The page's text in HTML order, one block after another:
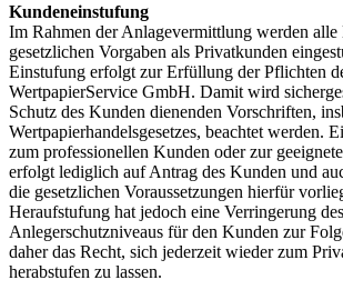
Kundeneinstufung
Im Rahmen der Anlagevermittlung werden alle
gesetzlichen Vorgaben als Privatkunden
Einstufung erfolgt zur Erfüllung der Pflichten
WertpapierService GmbH. Damit wird
Schutz des Kunden dienenden Vorschriften,
Wertpapierhandelsgesetzes, beachtet werden.
zum professionellen Kunden oder zur
erfolgt lediglich auf Antrag des Kunden und
die gesetzlichen Voraussetzungen hierfür
Heraufstufung hat jedoch eine Verringerung des
Anlegerschutzniveaus für den Kunden zur
daher das Recht, sich jederzeit wieder zum
herabstufen zu lassen.